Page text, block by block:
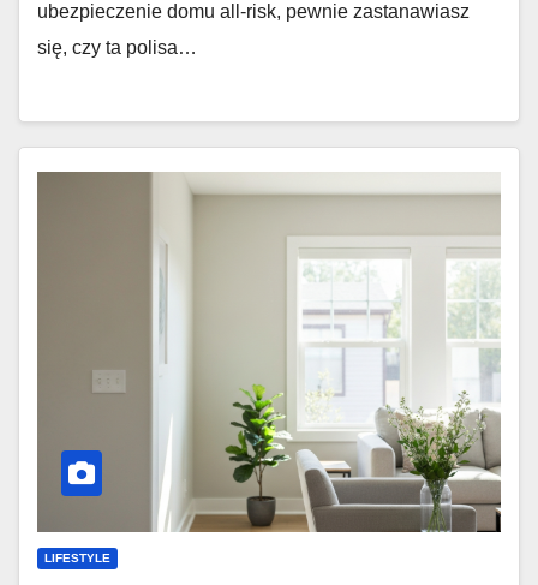
ubezpieczenie domu all-risk, pewnie zastanawiasz
się, czy ta polisa…
LIFESTYLE